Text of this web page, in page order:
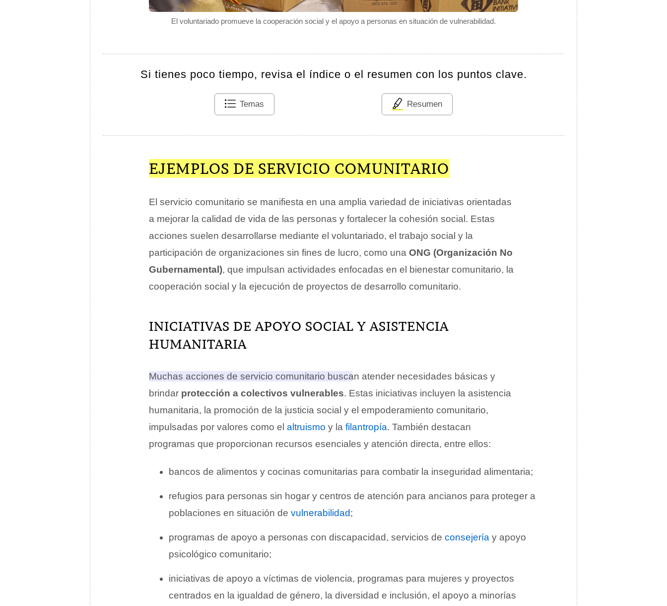
El voluntariado promueve la cooperación social y el apoyo a personas en situación de vulnerabilidad.
Si tienes poco tiempo, revisa el índice o el resumen con los puntos clave.
Temas Resumen
EJEMPLOS DE SERVICIO COMUNITARIO
El servicio comunitario se manifiesta en una amplia variedad de iniciativas orientadas
a mejorar la calidad de vida de las personas y fortalecer la cohesión social. Estas
acciones suelen desarrollarse mediante el voluntariado, el trabajo social y la
participación de organizaciones sin fines de lucro, como una ONG (Organización No
Gubernamental), que impulsan actividades enfocadas en el bienestar comunitario, la
cooperación social y la ejecución de proyectos de desarrollo comunitario.
INICIATIVAS DE APOYO SOCIAL Y ASISTENCIA
HUMANITARIA
Muchas acciones de servicio comunitario buscan atender necesidades básicas y
brindar protección a colectivos vulnerables. Estas iniciativas incluyen la asistencia
humanitaria, la promoción de la justicia social y el empoderamiento comunitario,
impulsadas por valores como el altruismo y la filantropía. También destacan
programas que proporcionan recursos esenciales y atención directa, entre ellos:
bancos de alimentos y cocinas comunitarias para combatir la inseguridad alimentaria;
refugios para personas sin hogar y centros de atención para ancianos para proteger a
poblaciones en situación de vulnerabilidad;
programas de apoyo a personas con discapacidad, servicios de consejería y apoyo
psicológico comunitario;
iniciativas de apoyo a víctimas de violencia, programas para mujeres y proyectos
centrados en la igualdad de género, la diversidad e inclusión, el apoyo a minorías